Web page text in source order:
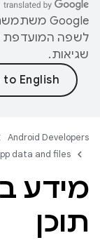
לשפה המועדפת
שגיאות.
Android Developers
data and files
מידע
תוכן